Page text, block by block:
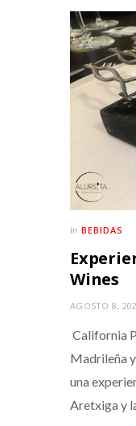
In BEBIDAS
Wines
AGOSTO 8,
California
Madrileña
una
Aretxiga y